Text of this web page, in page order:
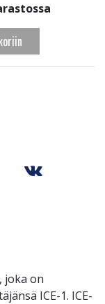
joka on
ICE-1. ICE-